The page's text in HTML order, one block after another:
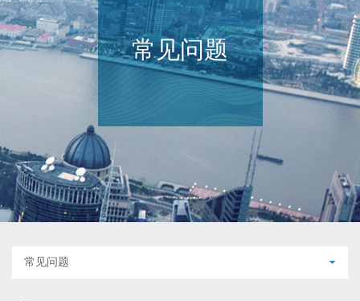
环境、社会及企业管治 国泰海通证券 联络我们
常见问题
常见问题